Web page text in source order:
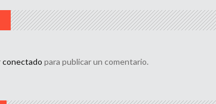
conectado para publicar un comentario.